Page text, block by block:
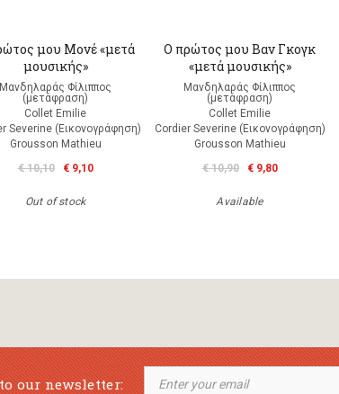
μου Μονέ «μετά
μουσικής»
Μανδηλαράς Φίλιππος
(μετάφραση)
Collet Emilie
Severine (Εικονογράφηση)
Grousson Mathieu
€ 10,10
€ 9,10
Out of stock
Ο πρώτος μου Βαν Γκογκ
«μετά μουσικής»
Μανδηλαράς Φίλιππος
(μετάφραση)
Collet Emilie
Cordier Severine (Εικονογράφηση)
Grousson Mathieu
€ 10,90
€ 9,80
Available
our newsletter: